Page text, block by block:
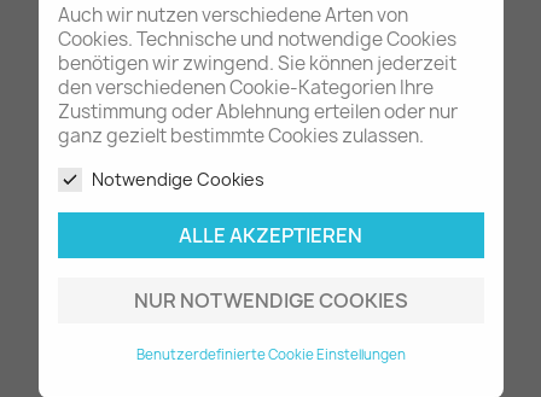
Auch wir nutzen verschiedene Arten von
Cookies. Technische und notwendige Cookies
benötigen wir zwingend. Sie können jederzeit
den verschiedenen Cookie-Kategorien Ihre
Zustimmung oder Ablehnung erteilen oder nur
ganz gezielt bestimmte Cookies zulassen.
Notwendige Cookies
ALLE AKZEPTIEREN
NUR NOTWENDIGE COOKIES
Benutzerdefinierte Cookie Einstellungen
Leitungssatz Fensterheber...
75,80 €
NEU